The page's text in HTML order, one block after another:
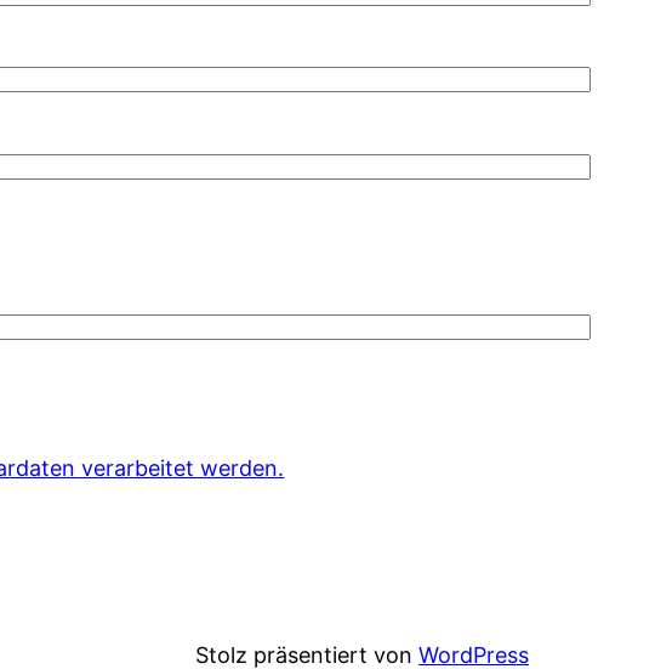
verarbeitet werden.
Stolz präsentiert von WordPress